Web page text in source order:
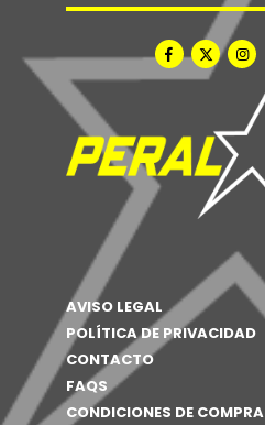
AVISO LEGAL
POLÍTICA DE PRIVACIDAD
CONTACTO
FAQS
CONDICIONES DE COMPRA